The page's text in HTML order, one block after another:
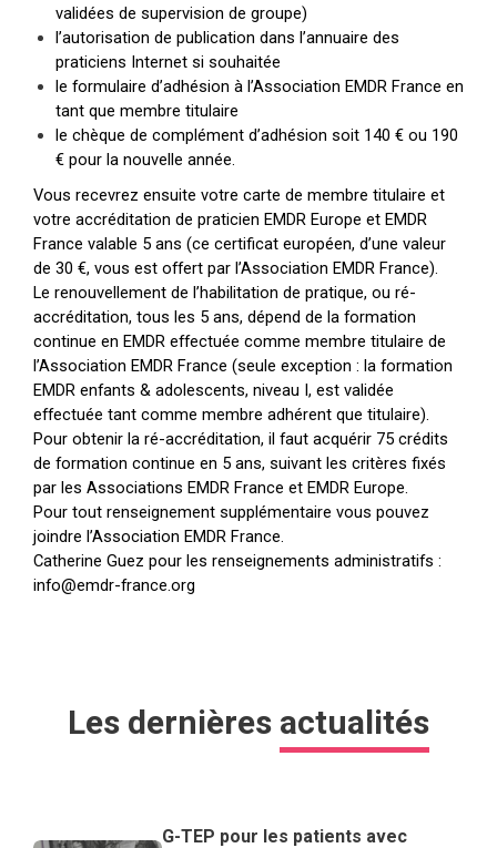
validées de supervision de groupe)
l’autorisation de publication dans l’annuaire des
praticiens Internet si souhaitée
le formulaire d’adhésion à l’Association EMDR France en
tant que membre titulaire
le chèque de complément d’adhésion soit 140 € ou 190
€ pour la nouvelle année.
Vous recevrez ensuite votre carte de membre titulaire et
votre accréditation de praticien EMDR Europe et EMDR
France valable 5 ans (ce certificat européen, d’une valeur
de 30 €, vous est offert par l’Association EMDR France).
Le renouvellement de l’habilitation de pratique, ou ré-
accréditation, tous les 5 ans, dépend de la formation
continue en EMDR effectuée comme membre titulaire de
l’Association EMDR France (seule exception : la formation
EMDR enfants & adolescents, niveau I, est validée
effectuée tant comme membre adhérent que titulaire).
Pour obtenir la ré-accréditation, il faut acquérir 75 crédits
de formation continue en 5 ans, suivant les critères fixés
par les Associations EMDR France et EMDR Europe.
Pour tout renseignement supplémentaire vous pouvez
joindre l’Association EMDR France.
Catherine Guez pour les renseignements administratifs :
info@emdr-france.org
Les dernières actualités
G-TEP pour les patients avec